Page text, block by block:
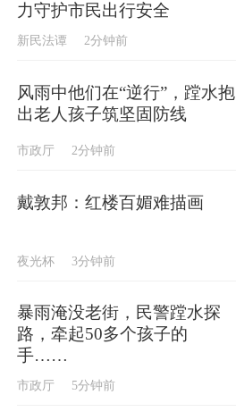
力守护市民出行安全
新民法谭 2分钟前
风雨中他们在“逆行”，蹚水抱
出老人孩子筑坚固防线
市政厅 2分钟前
戴敦邦：红楼百媚难描画
夜光杯 3分钟前
暴雨淹没老街，民警蹚水探
路，牵起50多个孩子的
手……
市政厅 5分钟前